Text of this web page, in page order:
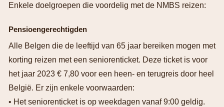
Enkele doelgroepen die voordelig met de NMBS reizen:
Pensioengerechtigden
Alle Belgen die de leeftijd van 65 jaar bereiken mogen met
korting reizen met een seniorenticket. Deze ticket is voor
het jaar 2023 € 7,80 voor een heen- en terugreis door heel
België. Er zijn enkele voorwaarden:
• Het seniorenticket is op weekdagen vanaf 9:00 geldig.